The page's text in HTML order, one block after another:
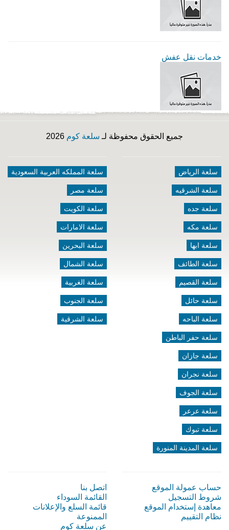
خدمات نقل عفش
جميع الحقوق محفوظة لـ سلعة كوم
سلعة الرياض
سلعة الشرقيه
سلعة جده
سلعة مكه
سلعة ابها
سلعة الطائف
سلعة القصيم
سلعة حائل
سلعة الباحه
سلعة حفر الباطن
سلعة جازان
سلعة نجران
سلعة الجوف
سلعة عرعر
سلعة تبوك
سلعة المدينة المنورة
سلعة المملكه العربية السعودية
سلعة مصر
سلعة الكويت
سلعة الامارات
سلعة البحرين
سلعة الشمال
سلعة الغربية
سلعة الجنوب
سلعة الشرقية
حساب عمولة الموقع
شروط التسجيل
معاهدة إستخدام الموقع
نظام التقييم
اتصل بنا
القائمة السوداء
قائمة السلع والإعلانات
الممنوعة
عن سلعة كوم